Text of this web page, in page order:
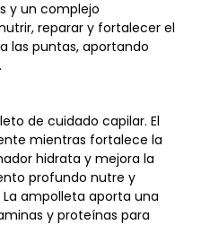
y un complejo
reparar y fortalecer el
las puntas, aportando
de cuidado capilar. El
mientras fortalece la
hidrata y mejora la
profundo nutre y
ampolleta aporta una
y proteínas para